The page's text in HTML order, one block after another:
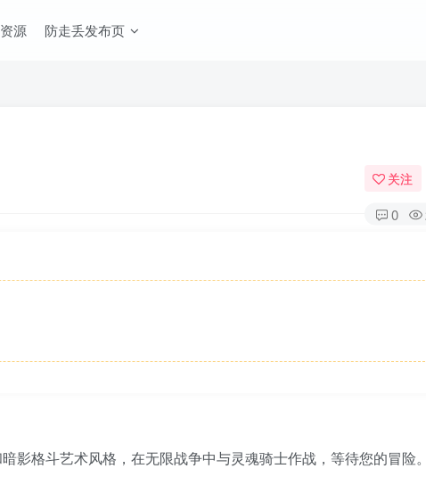
源 防走丢发布页
关注
0
影格斗艺术风格，在无限战争中与灵魂骑士作战，等待您的冒险。